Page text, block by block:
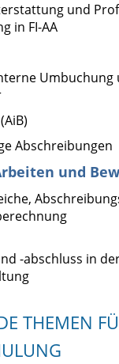
und
in FI-AA
Umbuchung
Abschreibungen
und
-abschluss in
THEMEN